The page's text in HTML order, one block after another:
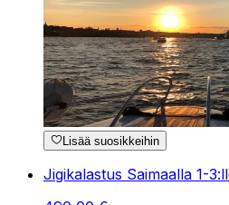
Lisää suosikkeihin
Jigikalastus Saimaalla 1-